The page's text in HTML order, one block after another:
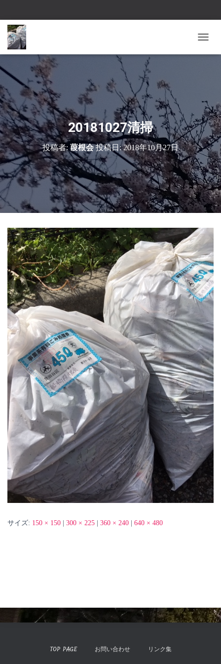
ビ
ン
を
切
り
替
え
20181027清掃
投稿者:葭根会投稿日:2018年10月27日
サイズ: 150 × 150 300 × 225 360 × 240 640 × 480
TOP PAGE お問い合わせ リンク集